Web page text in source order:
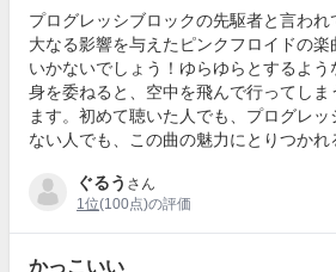
プログレッシブロックの先駆者と言わ
大なる影響を与えたピンクフロイドの
いかないでしょう！ゆらゆらとするよう
身を委ねると、空中を飛んで行ってしま
ます。初めて聴いた人でも、プログレ
ない人でも、この曲の魅力にとりつかれ
ぐるう さん
1位(100点)の評価
かっこいい